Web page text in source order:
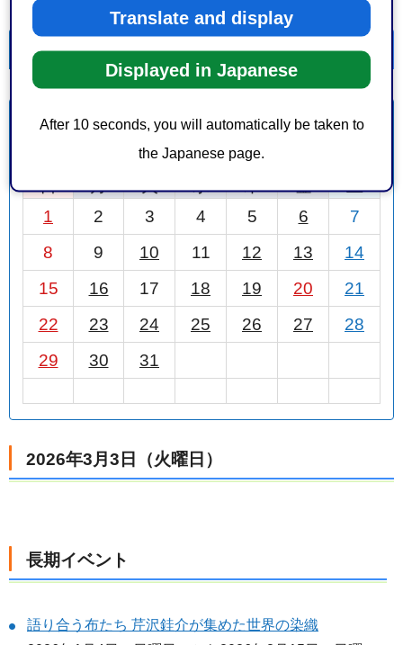
Translate and display
Displayed in Japanese
After 10 seconds, you will automatically be taken to
the Japanese page.
一覧を表示 カレンダーを表示
2026年3月 次月
日 月 火 水 木 金
土
1
2 3 4 5 6
7
8
9 10 11 12 13
14
15
16 17 18 19 20
21
22
23 24 25 26 27
28
29
30 31
2026年3月3日（火曜日）
長期イベント
語り合う布たち 芹沢銈介が集めた世界の染織